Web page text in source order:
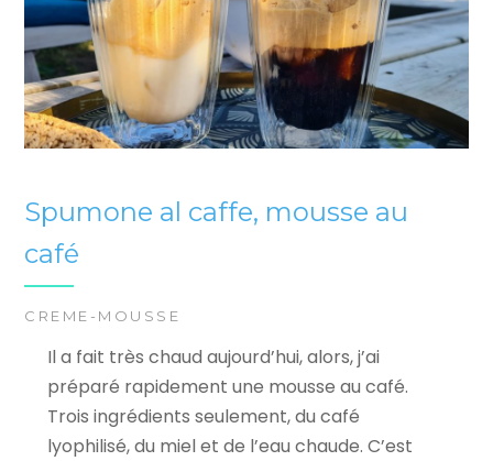
Spumone al caffe, mousse au
café
CREME-MOUSSE
Il a fait très chaud aujourd’hui, alors, j’ai
préparé rapidement une mousse au café.
Trois ingrédients seulement, du café
lyophilisé, du miel et de l’eau chaude. C’est